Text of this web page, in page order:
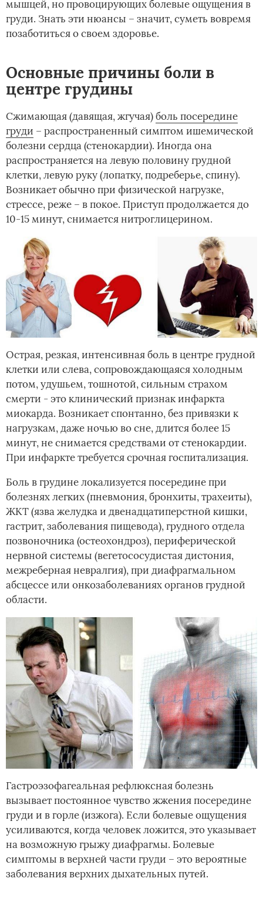
мышцей, но провоцирующих болевые ощущения в
груди. Знать эти нюансы – значит, суметь вовремя
позаботиться о своем здоровье.
Основные причины боли в
центре грудины
Сжимающая (давящая, жгучая)боль посередине
груди – распространенный симптом ишемической
болезни сердца (стенокардии). Иногда она
распространяется на левую половину грудной
клетки, левую руку (лопатку, подреберье, спину).
Возникает обычно при физической нагрузке,
стрессе, реже – в покое. Приступ продолжается до
10-15 минут, снимается нитроглицерином.
Острая, резкая, интенсивная боль в центре грудной
клетки или слева, сопровождающаяся холодным
потом, удушьем, тошнотой, сильным страхом
смерти - это клинический признак инфаркта
миокарда. Возникает спонтанно, без привязки к
нагрузкам, даже ночью во сне, длится более 15
минут, не снимается средствами от стенокардии.
При инфаркте требуется срочная госпитализация.
Боль в грудине локализуется посередине при
болезнях легких (пневмония, бронхиты, трахеиты),
ЖКТ (язва желудка и двенадцатиперстной кишки,
гастрит, заболевания пищевода), грудного отдела
позвоночника (остеохондроз), периферической
нервной системы (вегетососудистая дистония,
межреберная невралгия), при диафрагмальном
абсцессе или онкозаболеваниях органов грудной
области.
Гастроэзофагеальная рефлюксная болезнь
вызывает постоянное чувство жжения посередине
груди и в горле (изжога). Если болевые ощущения
усиливаются, когда человек ложится, это указывает
на возможную грыжу диафрагмы. Болевые
симптомы в верхней части груди – это вероятные
заболевания верхних дыхательных путей.